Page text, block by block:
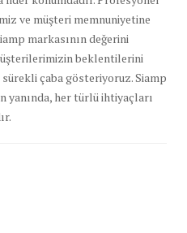
ve müşteri memnuniyetine
markasının değerini
beklentilerini
çaba gösteriyoruz. Siamp
yanında, her türlü ihtiyaçları